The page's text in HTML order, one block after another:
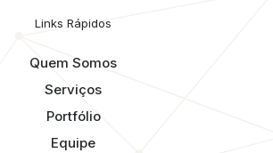
Links Rápidos
Quem Somos
Serviços
Portfólio
Equipe